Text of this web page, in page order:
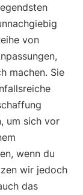
von
machen. Sie
um sich vor
wenn du
wir jedoch
das